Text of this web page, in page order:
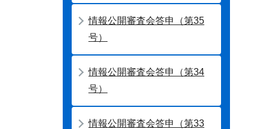
情報公開審査会答申（第35
号）
情報公開審査会答申（第34
号）
情報公開審査会答申（第33